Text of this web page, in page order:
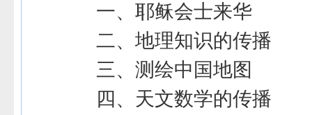
一、耶稣会士来华
二、地理知识的传播
三、测绘中国地图
四、天文数学的传播